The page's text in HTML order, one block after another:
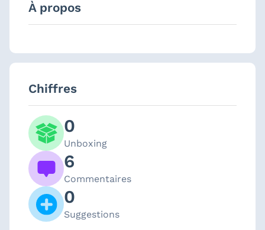
À propos
Chiffres
0
Unboxing
6
Commentaires
0
Suggestions